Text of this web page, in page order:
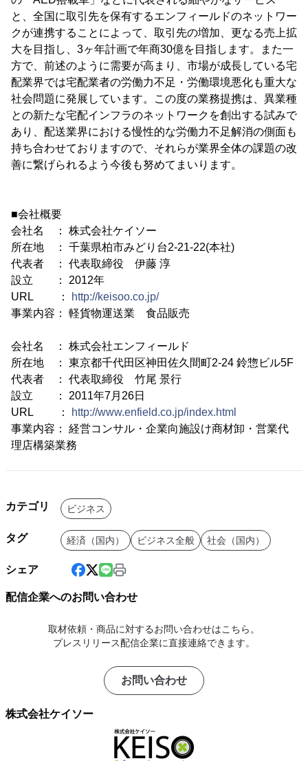
と、全国に取引先を保有するエンフィールドのネットワー
クが連携することによって、取引先の増加、更なる売上拡
大を目指し、3ヶ年計画で年商30億を目指します。また一
方で、前述のように需要が高まり、市場が成長している宅
配業界では宅配業者の労働力不足・労働環境悪化も重大な
社会問題に発展しています。この度の業務提携は、異業種
との新たな宅配インフラのネットワークを創出する試みで
あり、配送業界における慢性的な労働力不足解消の側面も
持ち合わせておりますので、それらが業界全体の課題の改
善に繋げられるよう今後も努めてまいります。
■会社概要
会社名 ： 株式会社ケイソー
所在地 ： 千葉県柏市みどり台2-21-22(本社)
代表者 ： 代表取締役 伊藤 淳
設立 ： 2012年
URL ：
http://keisoo.co.jp/
事業内容： 軽貨物運送業 食品販売
会社名 ： 株式会社エンフィールド
所在地 ： 東京都千代田区神田佐久間町2-24 鈴惣ビル5F
代表者 ： 代表取締役 竹尾 景行
設立 ： 2011年7月26日
URL ：
http://www.enfield.co.jp/index.html
事業内容： 経営コンサル・企業向施設け商材卸・営業代
理店構築業務
カテゴリ ビジネス
タグ 経済（国内） ビジネス全般 社会（国内）
シェア
配信企業へのお問い合わせ
取材依頼・商品に対するお問い合わせはこちら。
プレスリリース配信企業に直接連絡できます。
お問い合わせ
株式会社ケイソー